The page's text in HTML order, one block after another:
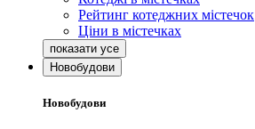
Рейтинг котеджних містечок
Ціни в містечках
Новобудови
Новобудови